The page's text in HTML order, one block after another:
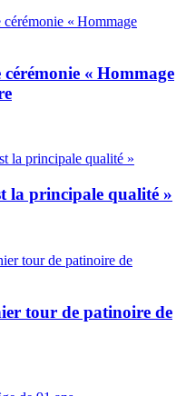
« Hommage
la principale qualité »
tour de patinoire de